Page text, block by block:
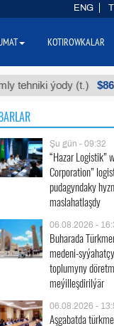
ýody (t.) $86 000
Şu gün - 09:32
“Hazar Logistik”
Corporation”
pudagyndaky
maslahatlaşdy
06.08.2026 -
Buharada
medeni-
toplumyny
meýilleşdirilýär
06.08.2026 -
Aşgabatda
ENG
KOTIROWKALAR